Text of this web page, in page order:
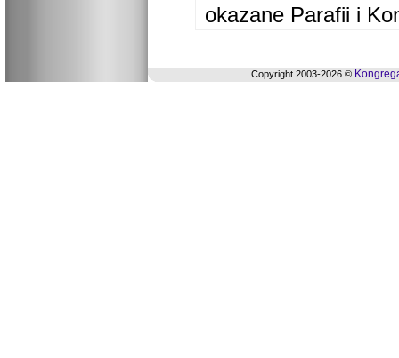
okazane Parafii i
Copyright 2003-2026 ©